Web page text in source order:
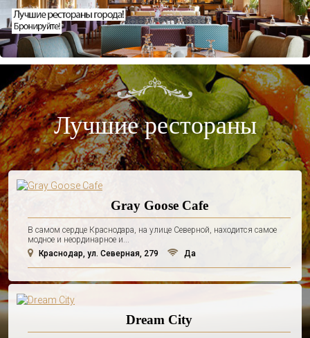
Лучшие рестораны
Gray Goose Cafe
В самом сердце Краснодара, на улице Северной, находится самое
модное и неординарное и...
Краснодар, ул. Северная, 279
Да
Dream City